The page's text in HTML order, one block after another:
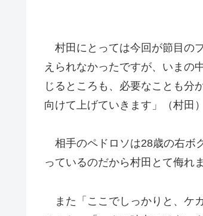
村田にとっては今回が節目の
えられなかったですが、いまの
じるところも、必要なことも分
向けて上げていきます」（村田）
相手のペドロソは28歳の右ボ
っているのだから村田とて侮れ
また「ここでしっかりと、ケ